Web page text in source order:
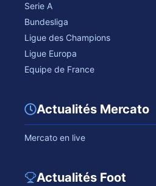
Serie A
Bundesliga
Ligue des Champions
Ligue Europa
Equipe de France
Actualités Mercato
Mercato en live
Actualités Foot